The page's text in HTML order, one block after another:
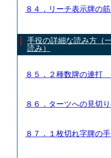
８４．リーチ表示牌の
手役の詳細な読み方（
読み）
８５．２種数牌の連打
８６．ターツへの見切
８７．１枚切れ字牌の